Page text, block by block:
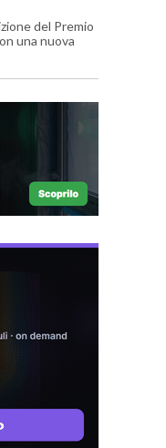
del Premio
una nuova